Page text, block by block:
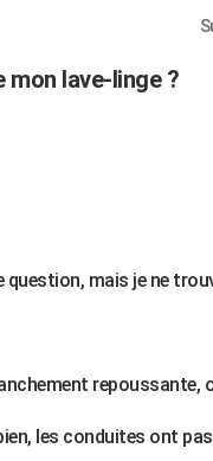
mon lave-linge ?
mais je ne
repoussante,
les conduites ont